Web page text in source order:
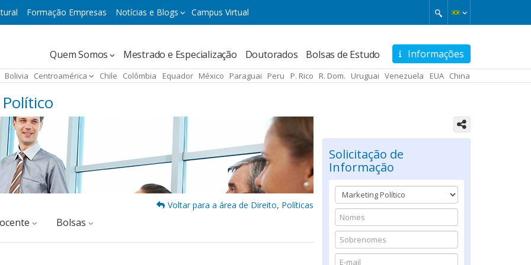
Formação Empresas Notícias e Blogs Campus Virtual
Informações
Navegación
principal
Quem Somos Mestrado e Especialização Doutorados Bolsas de Estudo
Bolivia Centroamérica Chile Colômbia Equador México Paraguai Peru P. Rico R. Dom. Uruguai Venezuela EUA China
Solicitação de
Informação
Voltar para a área de Direito, Políticas
Bolsas